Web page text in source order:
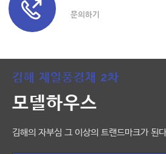
문의하기
김해 제일풍경채 2차
모델하우스
김해의 자부심 그 이상의 트랜드마크가 된